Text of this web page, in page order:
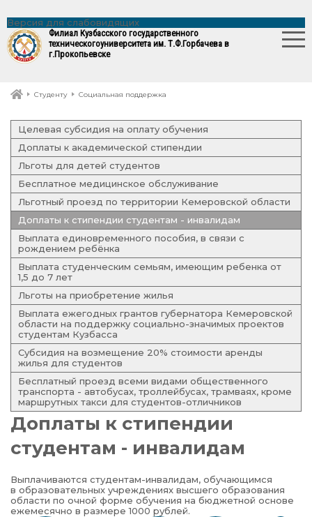
Версия для слабовидящих
Филиал Кузбасского государственного
техническогоуниверситета им. Т.Ф.Горбачева в
г.Прокопьевске
Студенту Социальная поддержка
Целевая субсидия на оплату обучения
Доплаты к академической стипендии
Льготы для детей студентов
Бесплатное медицинское обслуживание
Льготный проезд по территории Кемеровской области
Доплаты к стипендии студентам - инвалидам
Выплата единовременного пособия, в связи с
рождением ребёнка
Выплата студенческим семьям, имеющим ребенка от
1,5 до 7 лет
Льготы на приобретение жилья
Выплата ежегодных грантов губернатора Кемеровской
области на поддержку социально-значимых проектов
студентам Кузбасса
Субсидия на возмещение 20% стоимости аренды
жилья для студентов
Бесплатный проезд всеми видами общественного
транспорта - автобусах, троллейбусах, трамваях, кроме
маршрутных такси для студентов-отличников
Доплаты к стипендии
студентам - инвалидам
Выплачиваются студентам-инвалидам, обучающимся
в образовательных учреждениях высшего образования
области по очной форме обучения на бюджетной основе
ежемесячно в размере 1000 рублей.